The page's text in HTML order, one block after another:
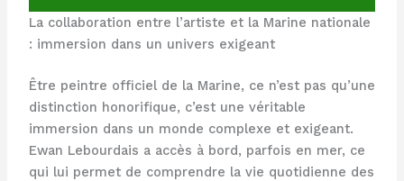
La collaboration entre l’artiste et la Marine nationale
: immersion dans un univers exigeant
Être peintre officiel de la Marine, ce n’est pas qu’une
distinction honorifique, c’est une véritable
immersion dans un monde complexe et exigeant.
Ewan Lebourdais a accès à bord, parfois en mer, ce
qui lui permet de comprendre la vie quotidienne des